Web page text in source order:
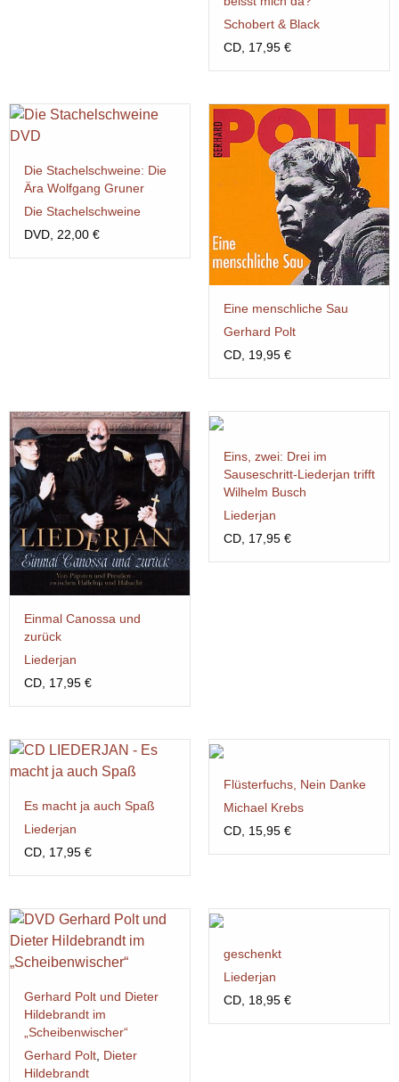
Schobert & Black
CD, 17,95 €
Die Stachelschweine: Die
Ära Wolf­gang Gru­ner
Die Stachelschweine
DVD, 22,00 €
Eine menschliche Sau
Gerhard Polt
CD, 19,95 €
Einmal Canossa und
zurück
Liederjan
CD, 17,95 €
Eins, zwei: Drei im
Sauseschritt-Liederjan trifft
Wilhelm Busch
Liederjan
CD, 17,95 €
Es macht ja auch Spaß
Liederjan
CD, 17,95 €
Flüsterfuchs, Nein Danke
Michael Krebs
CD, 15,95 €
Gerhard Polt und Dieter
Hildebrandt im
„Scheibenwischer“
Gerhard Polt Dieter
Hildebrandt
geschenkt
Liederjan
CD, 18,95 €